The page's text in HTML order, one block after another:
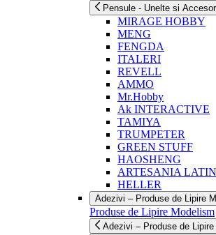
Pensule - Unelte si
MIRAGE HOBBY
MENG
FENGDA
ITALERI
REVELL
AMMO
Mr.Hobby
Ak INTERACTIVE
TAMIYA
TRUMPETER
GREEN STUFF
HAOSHENG
ARTESANIA
HELLER
Adezivi – Produse de Lipire
Produse de Lipire Modelism
Adezivi – Produse de